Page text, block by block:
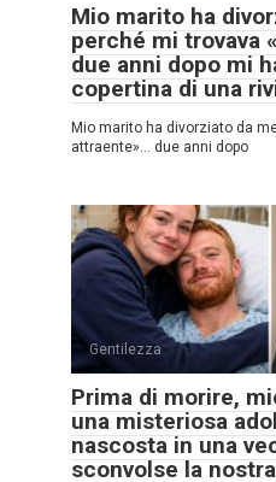
Mio marito ha
perché mi trovava
due anni dopo mi
copertina di una
Mio marito ha divorziato da
attraente»… due anni dopo
Gentilezza
Prima di morire,
una misteriosa
nascosta in una
sconvolse la